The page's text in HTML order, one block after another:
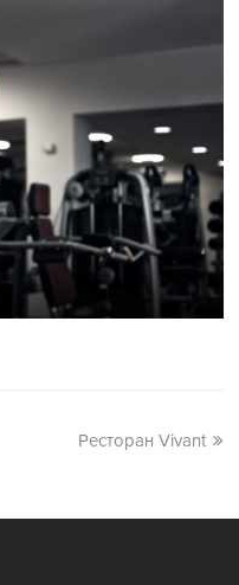
Ресторан Vivant